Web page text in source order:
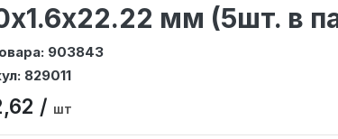
мм (5шт. в
903843
829011
/ шт